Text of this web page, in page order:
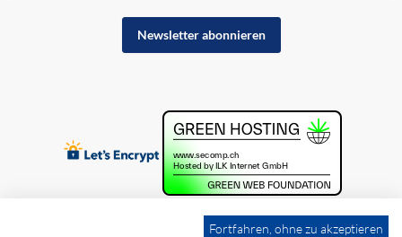
Newsletter abonnieren
Fortfahren, ohne zu akzeptieren